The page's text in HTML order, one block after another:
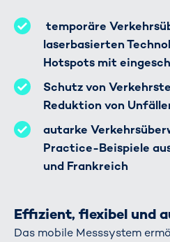
temporäre
laserbasierten
Hotspots mit
Schutz von
Reduktion von
autarke
Practice-Beispiele
und Frankreich
Effizient, flexibel und
Das mobile Messsystem